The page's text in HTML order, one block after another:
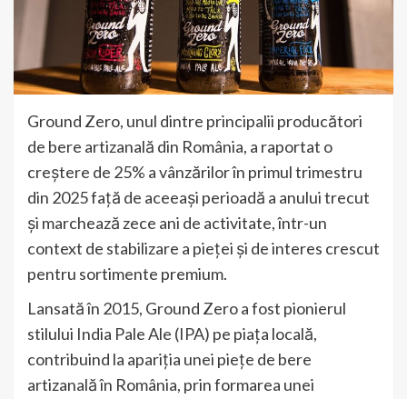
Ground Zero, unul dintre principalii producători
de bere artizanală din România, a raportat o
creștere de 25% a vânzărilor în primul trimestru
din 2025 față de aceeași perioadă a anului trecut
și marchează zece ani de activitate, într-un
context de stabilizare a pieței și de interes crescut
pentru sortimente premium.
Lansată în 2015, Ground Zero a fost pionierul
stilului India Pale Ale (IPA) pe piața locală,
contribuind la apariția unei piețe de bere
artizanală în România, prin formarea unei